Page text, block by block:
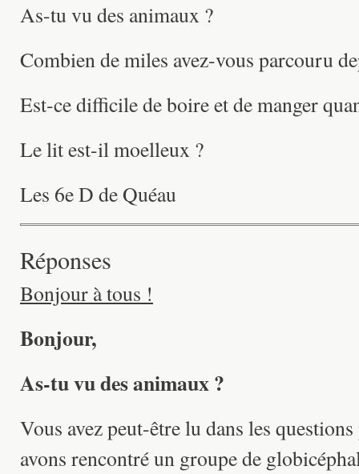
As-tu vu des animaux ?
Combien de miles avez-vous parcouru
Est-ce difficile de boire et de manger
Le lit est-il moelleux ?
Les 6e D de Quéau
Réponses
Bonjour à tous !
Bonjour,
As-tu vu des animaux ?
Vous avez peut-être lu dans les
avons rencontré un groupe de